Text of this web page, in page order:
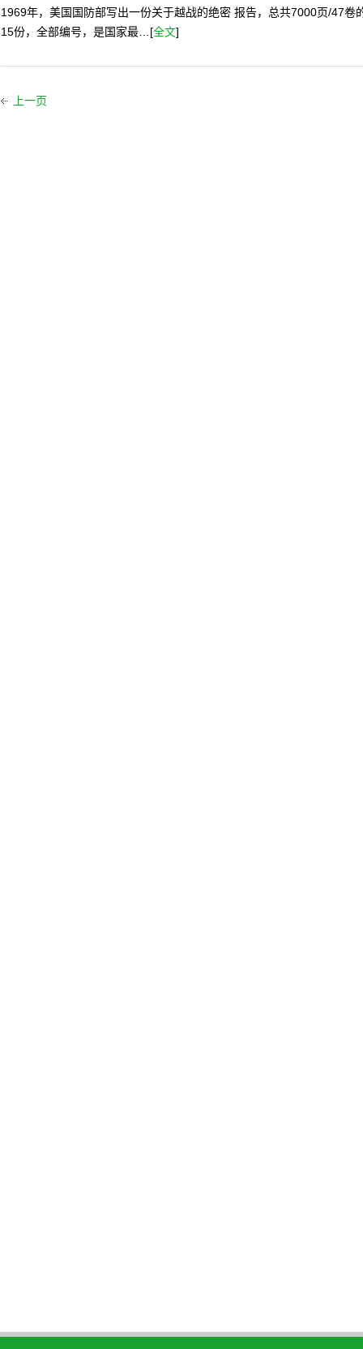
1969年，美国国防部写出一份关于越战的绝密 报告，总共7000页/47卷
15份，全部编号，是国家最…[全文]
上一页